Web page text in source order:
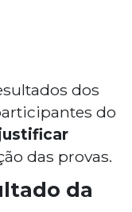
dos
do
das provas.
da